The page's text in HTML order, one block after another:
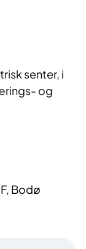
senter, i
og
Bodø